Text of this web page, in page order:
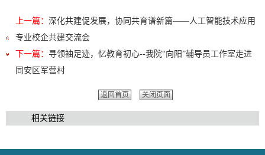
上一篇： 深化共建促发展，协同共育谱新篇——人工智能技术应用
专业校企共建交流会
下一篇： 寻领袖足迹，忆教育初心--我院“向阳”辅导员工作室走进
同安区军营村
返回首页 关闭页面
相关链接